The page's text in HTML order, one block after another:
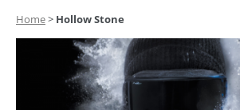
Home> Hollow Stone